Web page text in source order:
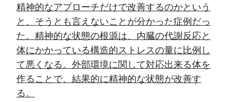
精神的なアプローチだけで改善するのかという
と、そうとも言えないことが分かった症例だっ
た。精神的な状態の根源は、内臓の代謝反応と
体にかかっている構造的ストレスの量に比例し
て悪くなる。外部環境に関して対応出来る体を
作ることで、結果的に精神的な状態が改善す
る。